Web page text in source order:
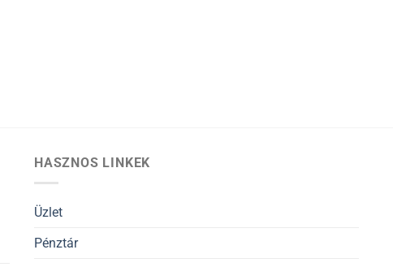
HASZNOS LINKEK
Üzlet
Pénztár